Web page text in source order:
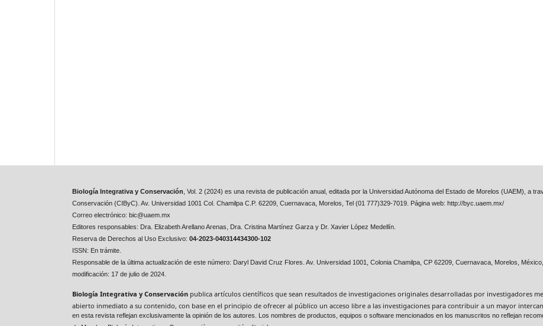
Biología Integrativa y Conservación , Vol. 2 (2024) es una revista de publicación anual, editada por la Universidad Autónoma del Estado de Morelos (UAEM), a
Conservación (CIByC). Av. Universidad 1001 Col. Chamilpa C.P. 62209, Cuernavaca, Morelos, Tel (01 777)329-7019. Página web: http://byc.uaem.mx/
Correo electrónico: bic@uaem.mx
Editores responsables: Dra. Elizabeth Arellano Arenas, Dra. Cristina Martínez Garza y Dr. Xavier López Medellín.
Reserva de Derechos al Uso Exclusivo: 04-2023-040314434300-102
ISSN: En trámite.
Responsable de la última actualización de este número: Daryl David Cruz Flores. Av. Universidad 1001, Colonia Chamilpa, CP 62209, Cuernavaca, Morelos,
modificación: 17 de julio de 2024.
Biología Integrativa y Conservación publica artículos científicos que sean resultados de investigaciones originales desarrolladas por investigadores
abierto inmediato a su contenido, con base en el principio de ofrecer al público un acceso libre a las investigaciones para contribuir a un mayor
en esta revista reflejan exclusivamente la opinión de los autores. Los nombres de productos, equipos o software mencionados en los manuscritos no reflejan